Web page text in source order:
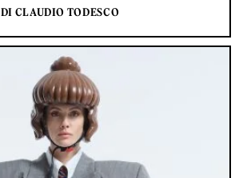
DI CLAUDIO TODESCO